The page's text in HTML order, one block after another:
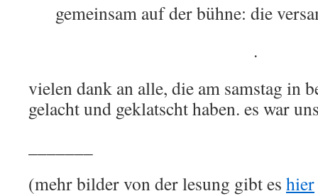
gemeinsam auf der bühne: die
.
vielen dank an alle, die am samstag in
gelacht und geklatscht haben. es war
(mehr bilder von der lesung gibt es hier